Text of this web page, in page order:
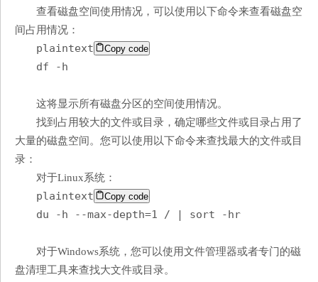
查看磁盘空间使用情况，可以使用以下命令来查看磁盘空
间占用情况：
plaintext Copy code
df -h
这将显示所有磁盘分区的空间使用情况。
找到占用较大的文件或目录，确定哪些文件或目录占用了
大量的磁盘空间。您可以使用以下命令来查找最大的文件或目
录：
对于Linux系统：
plaintext Copy code
du -h --max-depth=1 / | sort -hr
对于Windows系统，您可以使用文件管理器或者专门的磁
盘清理工具来查找大文件或目录。